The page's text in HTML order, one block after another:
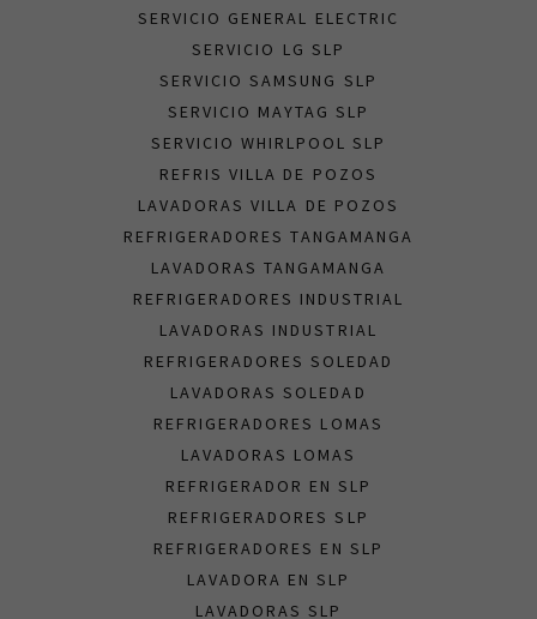
SERVICIO GENERAL ELECTRIC
SERVICIO LG SLP
SERVICIO SAMSUNG SLP
SERVICIO MAYTAG SLP
SERVICIO WHIRLPOOL SLP
REFRIS VILLA DE POZOS
LAVADORAS VILLA DE POZOS
REFRIGERADORES TANGAMANGA
LAVADORAS TANGAMANGA
REFRIGERADORES INDUSTRIAL
LAVADORAS INDUSTRIAL
REFRIGERADORES SOLEDAD
LAVADORAS SOLEDAD
REFRIGERADORES LOMAS
LAVADORAS LOMAS
REFRIGERADOR EN SLP
REFRIGERADORES SLP
REFRIGERADORES EN SLP
LAVADORA EN SLP
LAVADORAS SLP